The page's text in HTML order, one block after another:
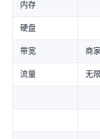
内存
硬盘
带宽 商家
流量 无限量